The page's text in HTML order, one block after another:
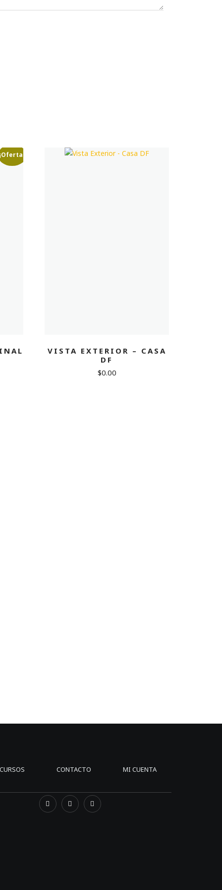
¡Oferta!
VISTA EXTERIOR – CASA
DF
$0.00
CURSOS CONTACTO MI CUENTA